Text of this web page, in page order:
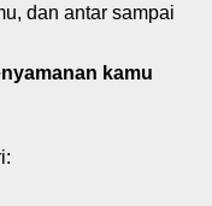
dan antar sampai
kamu